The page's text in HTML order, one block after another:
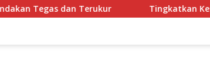
Tingkatkan Kesiapsiagaan di Wilayah